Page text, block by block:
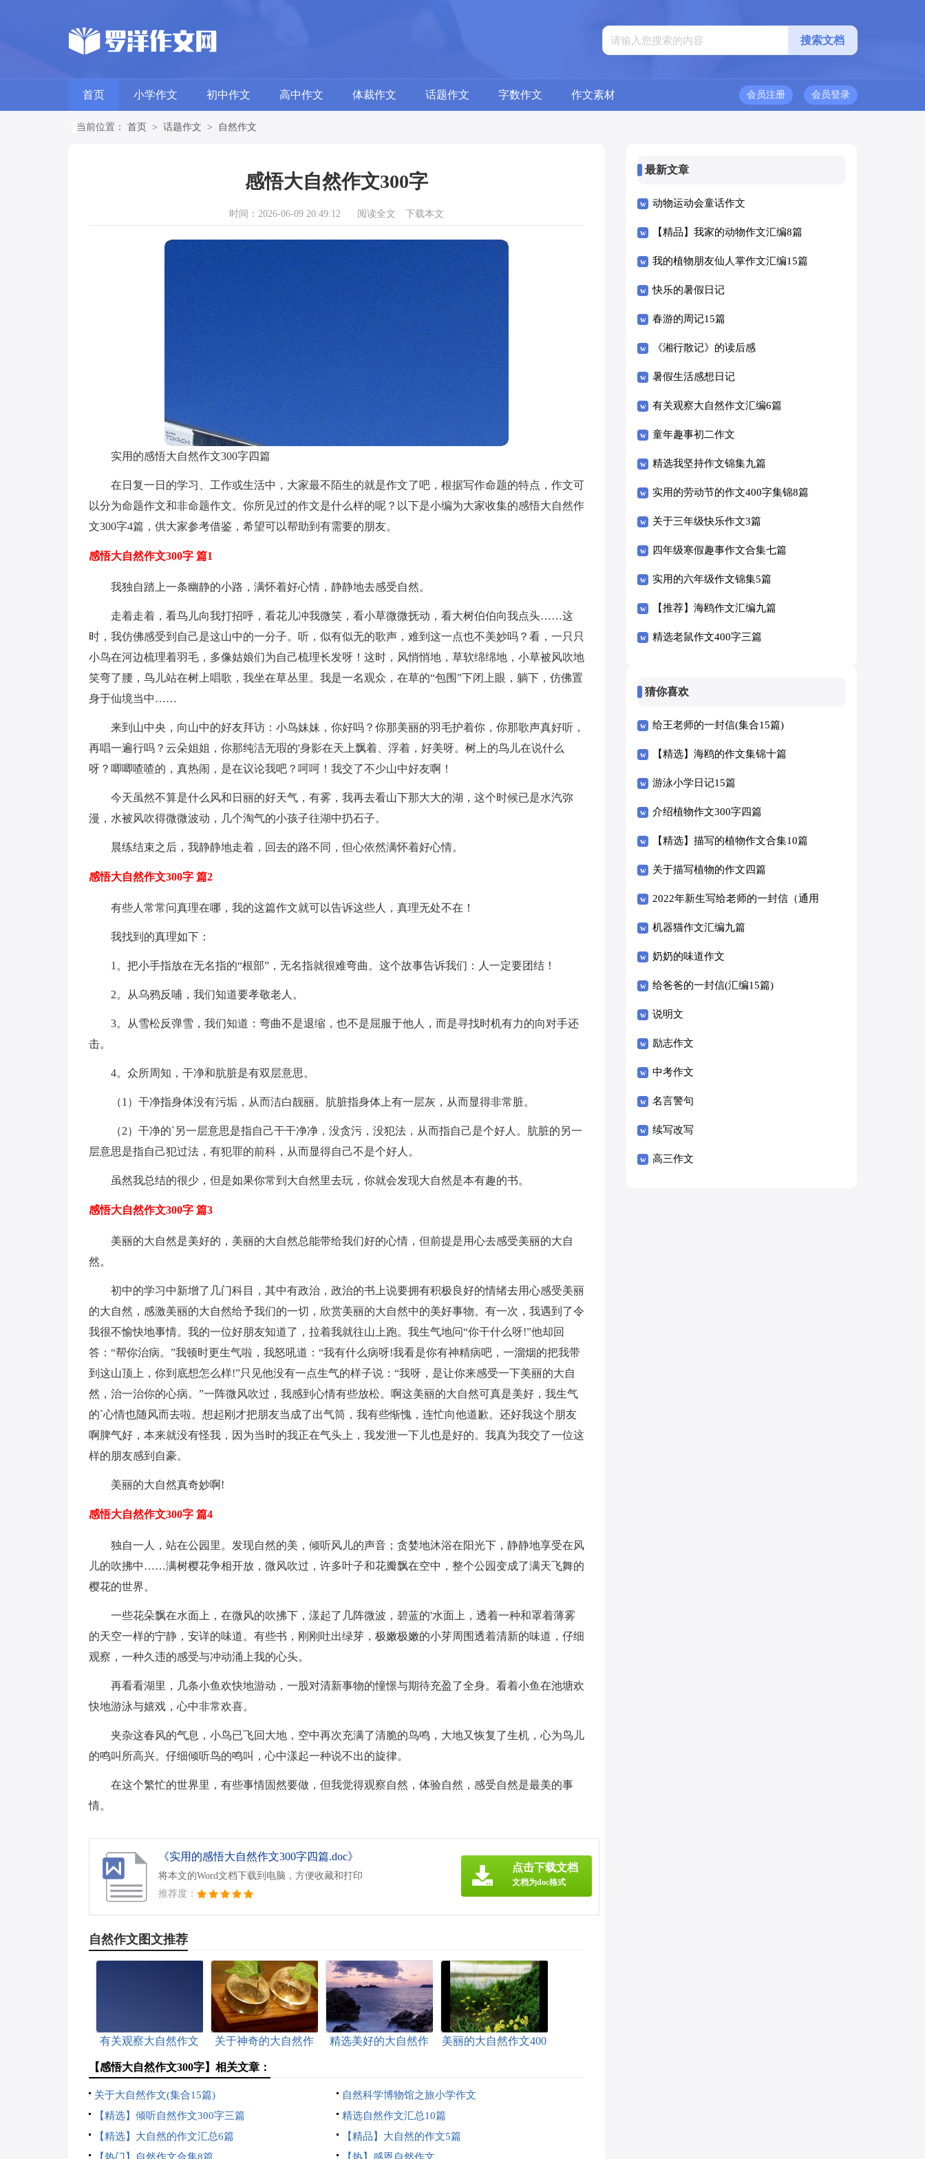
首页 小学作文 初中作文 高中作文 体裁作文 话题作文 字数作文 作文素材 会员登录
会员注册
当前位置： 首页 > 话题作文 > 自然作文
感悟大自然作文300字
时间：2026-06-09 20:49:12 阅读全文 下载本文
实用的感悟大自然作文300字四篇
在日复一日的学习、工作或生活中，大家最不陌生的就是作文了吧，根据写作命题的特点，作文可
以分为命题作文和非命题作文。你所见过的作文是什么样的呢？以下是小编为大家收集的感悟大自然作
文300字4篇，供大家参考借鉴，希望可以帮助到有需要的朋友。
感悟大自然作文300字 篇1
我独自踏上一条幽静的小路，满怀着好心情，静静地去感受自然。
走着走着，看鸟儿向我打招呼，看花儿冲我微笑，看小草微微抚动，看大树伯伯向我点头……这
时，我仿佛感受到自己是这山中的一分子。听，似有似无的歌声，难到这一点也不美妙吗？看，一只只
小鸟在河边梳理着羽毛，多像姑娘们为自己梳理长发呀！这时，风悄悄地，草软绵绵地，小草被风吹地
笑弯了腰，鸟儿站在树上唱歌，我坐在草丛里。我是一名观众，在草的“包围”下闭上眼，躺下，仿佛置
身于仙境当中……
来到山中央，向山中的好友拜访：小鸟妹妹，你好吗？你那美丽的羽毛护着你，你那歌声真好听，
再唱一遍行吗？云朵姐姐，你那纯洁无瑕的'身影在天上飘着、浮着，好美呀。树上的鸟儿在说什么
呀？唧唧喳喳的，真热闹，是在议论我吧？呵呵！我交了不少山中好友啊！
今天虽然不算是什么风和日丽的好天气，有雾，我再去看山下那大大的湖，这个时候已是水汽弥
漫，水被风吹得微微波动，几个淘气的小孩子往湖中扔石子。
晨练结束之后，我静静地走着，回去的路不同，但心依然满怀着好心情。
感悟大自然作文300字 篇2
有些人常常问真理在哪，我的这篇作文就可以告诉这些人，真理无处不在！
我找到的真理如下：
1。把小手指放在无名指的“根部”，无名指就很难弯曲。这个故事告诉我们：人一定要团结！
2。从乌鸦反哺，我们知道要孝敬老人。
3。从雪松反弹雪，我们知道：弯曲不是退缩，也不是屈服于他人，而是寻找时机有力的向对手还
击。
4。众所周知，干净和肮脏是有双层意思。
（1）干净指身体没有污垢，从而洁白靓丽。肮脏指身体上有一层灰，从而显得非常脏。
（2）干净的`另一层意思是指自己干干净净，没贪污，没犯法，从而指自己是个好人。肮脏的另一
层意思是指自己犯过法，有犯罪的前科，从而显得自己不是个好人。
虽然我总结的很少，但是如果你常到大自然里去玩，你就会发现大自然是本有趣的书。
感悟大自然作文300字 篇3
美丽的大自然是美好的，美丽的大自然总能带给我们好的心情，但前提是用心去感受美丽的大自
然。
初中的学习中新增了几门科目，其中有政治，政治的书上说要拥有积极良好的情绪去用心感受美丽
的大自然，感激美丽的大自然给予我们的一切，欣赏美丽的大自然中的美好事物。有一次，我遇到了令
我很不愉快地事情。我的一位好朋友知道了，拉着我就往山上跑。我生气地问“你干什么呀!”他却回
答：“帮你治病。”我顿时更生气啦，我怒吼道：“我有什么病呀!我看是你有神精病吧，一溜烟的把我带
到这山顶上，你到底想怎么样!”只见他没有一点生气的样子说：“我呀，是让你来感受一下美丽的大自
然，治一治你的心病。”一阵微风吹过，我感到心情有些放松。啊这美丽的大自然可真是美好，我生气
的`心情也随风而去啦。想起刚才把朋友当成了出气筒，我有些惭愧，连忙向他道歉。还好我这个朋友
啊脾气好，本来就没有怪我，因为当时的我正在气头上，我发泄一下儿也是好的。我真为我交了一位这
样的朋友感到自豪。
美丽的大自然真奇妙啊!
感悟大自然作文300字 篇4
独自一人，站在公园里。发现自然的美，倾听风儿的声音；贪婪地沐浴在阳光下，静静地享受在风
儿的吹拂中……满树樱花争相开放，微风吹过，许多叶子和花瓣飘在空中，整个公园变成了满天飞舞的
樱花的世界。
一些花朵飘在水面上，在微风的吹拂下，漾起了几阵微波，碧蓝的'水面上，透着一种和罩着薄雾
的天空一样的宁静，安详的味道。有些书，刚刚吐出绿芽，极嫩极嫩的小芽周围透着清新的味道，仔细
观察，一种久违的感受与冲动涌上我的心头。
再看看湖里，几条小鱼欢快地游动，一股对清新事物的憧憬与期待充盈了全身。看着小鱼在池塘欢
快地游泳与嬉戏，心中非常欢喜。
夹杂这春风的气息，小鸟已飞回大地，空中再次充满了清脆的鸟鸣，大地又恢复了生机，心为鸟儿
的鸣叫所高兴。仔细倾听鸟的鸣叫，心中漾起一种说不出的旋律。
在这个繁忙的世界里，有些事情固然要做，但我觉得观察自然，体验自然，感受自然是最美的事
情。
《实用的感悟大自然作文300字四篇.doc》
将本文的Word文档下载到电脑，方便收藏和打印
推荐度：
点击下载文档
文档为doc格式
自然作文图文推荐
有关观察大自然作文
关于神奇的大自然作
精选美好的大自然作
美丽的大自然作文400
【感悟大自然作文300字】相关文章：
关于大自然作文(集合15篇)
自然科学博物馆之旅小学作文
【精选】倾听自然作文300字三篇
精选自然作文汇总10篇
【精选】大自然的作文汇总6篇
【精品】大自然的作文5篇
最新文章
动物运动会童话作文
【精品】我家的动物作文汇编8篇
我的植物朋友仙人掌作文汇编15篇
快乐的暑假日记
春游的周记15篇
《湘行散记》的读后感
暑假生活感想日记
有关观察大自然作文汇编6篇
童年趣事初二作文
精选我坚持作文锦集九篇
实用的劳动节的作文400字集锦8篇
关于三年级快乐作文3篇
四年级寒假趣事作文合集七篇
实用的六年级作文锦集5篇
【推荐】海鸥作文汇编九篇
精选老鼠作文400字三篇
猜你喜欢
给王老师的一封信(集合15篇)
【精选】海鸥的作文集锦十篇
游泳小学日记15篇
介绍植物作文300字四篇
【精选】描写的植物作文合集10篇
关于描写植物的作文四篇
2022年新生写给老师的一封信（通用
8篇）
机器猫作文汇编九篇
奶奶的味道作文
给爸爸的一封信(汇编15篇)
说明文
励志作文
中考作文
名言警句
续写改写
高三作文